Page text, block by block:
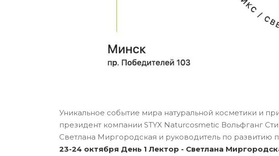
Уникальное событие мира натуральной косметики и
президент компании STYX Naturcosmetic Вольфганг
Светлана Миргородская и руководитель по
23-24 октября День 1 Лектор - Светлана